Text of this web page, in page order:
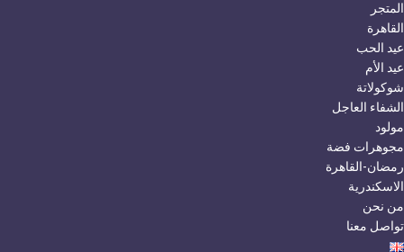
المتجر
القاهرة
عيد الحب
عيد الأم
شوكولاتة
الشفاء العاجل
مولود
مجوهرات فضة
رمضان-القاهرة
الاسكندرية
من نحن
تواصل معنا